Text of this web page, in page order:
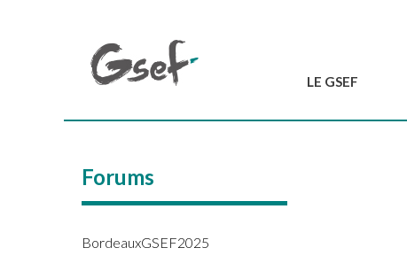
LE GSEF
Forums
BordeauxGSEF2025